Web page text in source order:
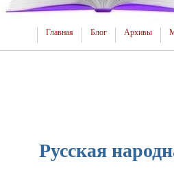
Главная Блог Архивы
Русская